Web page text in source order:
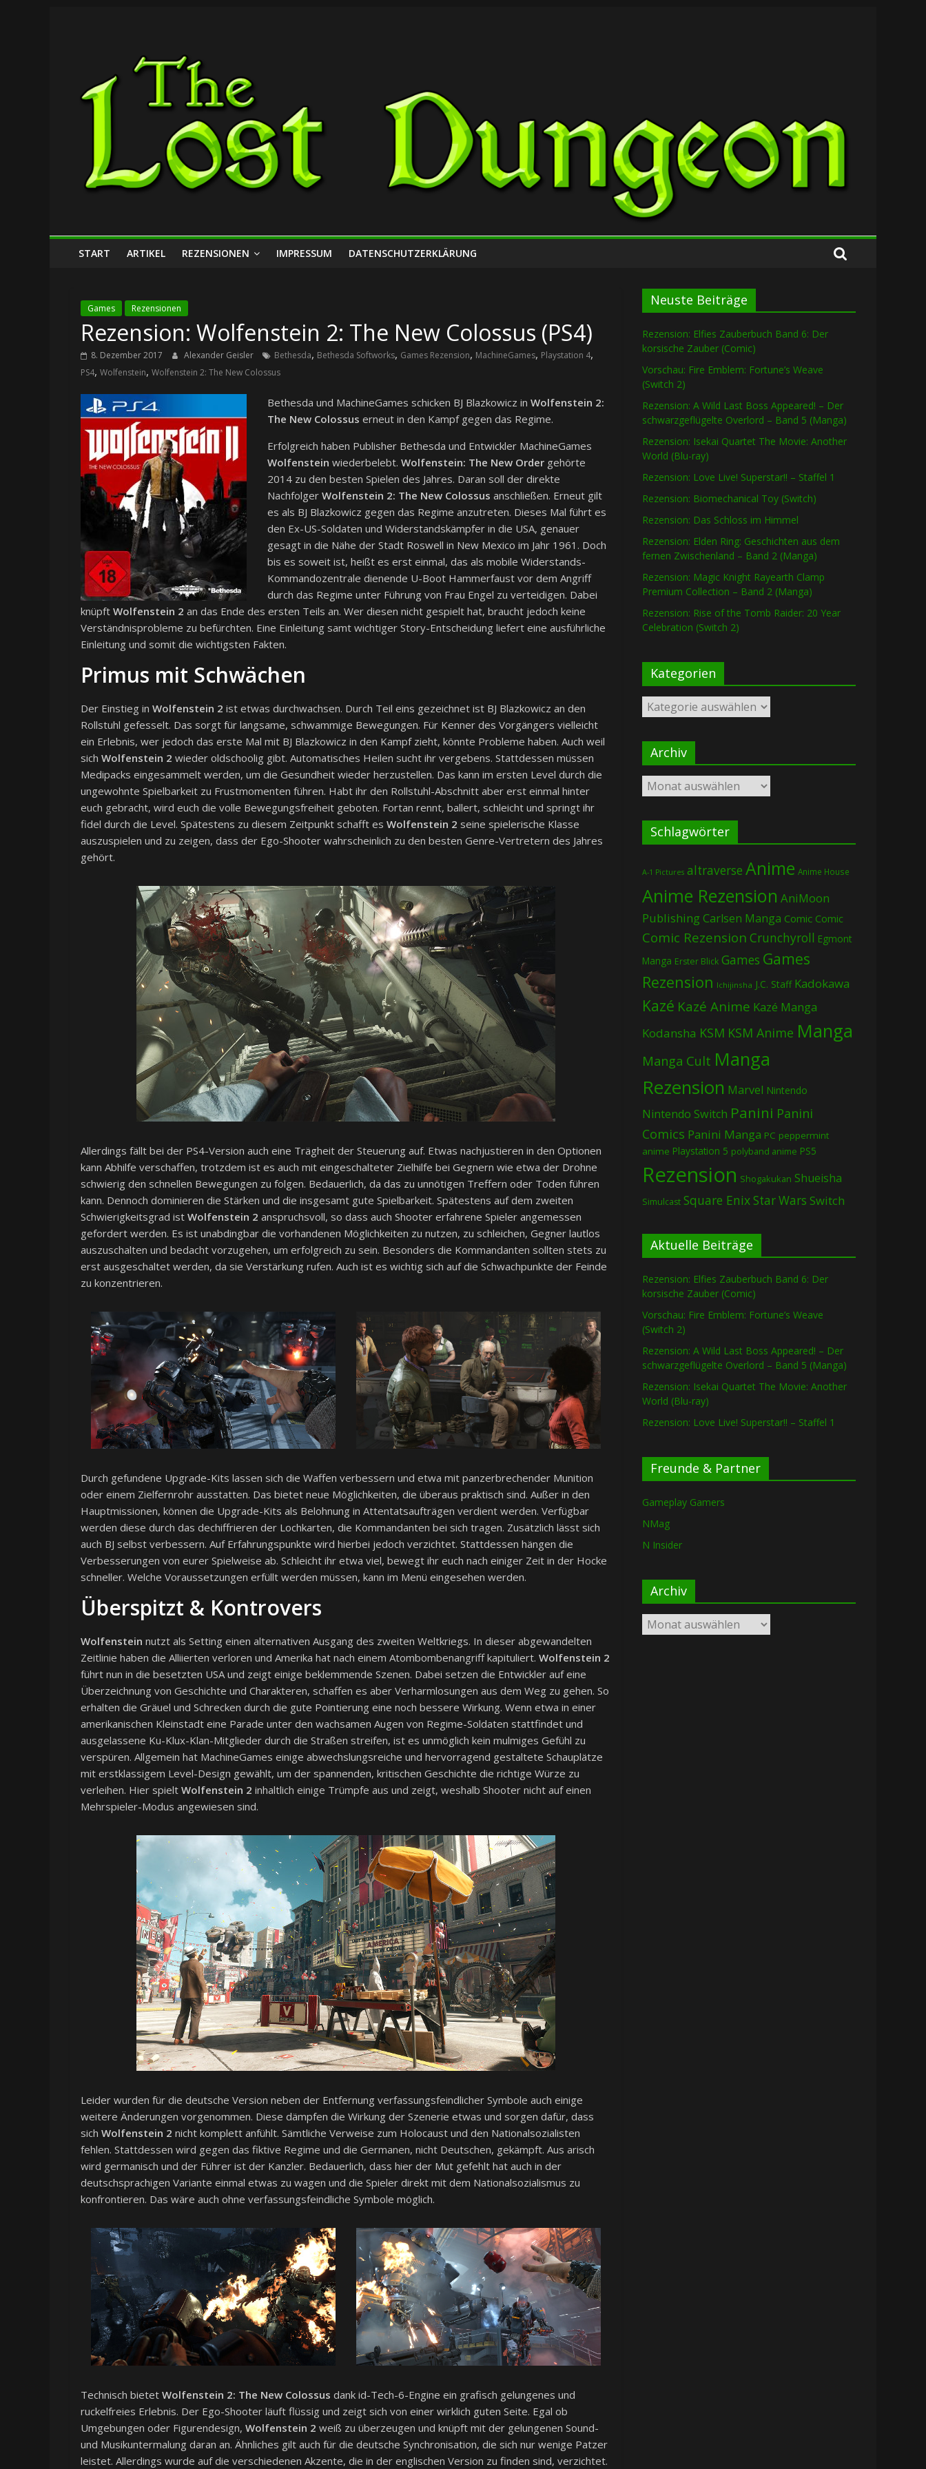
Lost
Dungeon
START ARTIKEL REZENSIONEN IMPRESSUM DATENSCHUTZERKLÄRUNG
Games Rezensionen
Rezension: Wolfenstein 2: The New Colossus (PS4)
8. Dezember 2017 Alexander Geisler Bethesda, Bethesda Softworks, Games Rezension, MachineGames, Playstation 4,
PS4, Wolfenstein, Wolfenstein 2: The New Colossus
Bethesda und MachineGames schicken BJ Blazkowicz in Wolfenstein 2:
The New Colossus erneut in den Kampf gegen das Regime.
Erfolgreich haben Publisher Bethesda und Entwickler MachineGames
Wolfenstein wiederbelebt. Wolfenstein: The New Order gehörte
2014 zu den besten Spielen des Jahres. Daran soll der direkte
Nachfolger Wolfenstein 2: The New Colossus anschließen. Erneut gilt
es als BJ Blazkowicz gegen das Regime anzutreten. Dieses Mal führt es
den Ex-US-Soldaten und Widerstandskämpfer in die USA, genauer
gesagt in die Nähe der Stadt Roswell in New Mexico im Jahr 1961. Doch
bis es soweit ist, heißt es erst einmal, das als mobile Widerstands-
Kommandozentrale dienende U-Boot Hammerfaust vor dem Angriff
durch das Regime unter Führung von Frau Engel zu verteidigen. Dabei
knüpft Wolfenstein 2 an das Ende des ersten Teils an. Wer diesen nicht gespielt hat, braucht jedoch keine
Verständnisprobleme zu befürchten. Eine Einleitung samt wichtiger Story-Entscheidung liefert eine ausführliche
Einleitung und somit die wichtigsten Fakten.
Primus mit Schwächen
Der Einstieg in Wolfenstein 2 ist etwas durchwachsen. Durch Teil eins gezeichnet ist BJ Blazkowicz an den
Rollstuhl gefesselt. Das sorgt für langsame, schwammige Bewegungen. Für Kenner des Vorgängers vielleicht
ein Erlebnis, wer jedoch das erste Mal mit BJ Blazkowicz in den Kampf zieht, könnte Probleme haben. Auch weil
sich Wolfenstein 2 wieder oldschoolig gibt. Automatisches Heilen sucht ihr vergebens. Stattdessen müssen
Medipacks eingesammelt werden, um die Gesundheit wieder herzustellen. Das kann im ersten Level durch die
ungewohnte Spielbarkeit zu Frustmomenten führen. Habt ihr den Rollstuhl-Abschnitt aber erst einmal hinter
euch gebracht, wird euch die volle Bewegungsfreiheit geboten. Fortan rennt, ballert, schleicht und springt ihr
fidel durch die Level. Spätestens zu diesem Zeitpunkt schafft es Wolfenstein 2 seine spielerische Klasse
auszuspielen und zu zeigen, dass der Ego-Shooter wahrscheinlich zu den besten Genre-Vertretern des Jahres
gehört.
Allerdings fällt bei der PS4-Version auch eine Trägheit der Steuerung auf. Etwas nachjustieren in den Optionen
kann Abhilfe verschaffen, trotzdem ist es auch mit eingeschalteter Zielhilfe bei Gegnern wie etwa der Drohne
schwierig den schnellen Bewegungen zu folgen. Bedauerlich, da das zu unnötigen Treffern oder Toden führen
kann. Dennoch dominieren die Stärken und die insgesamt gute Spielbarkeit. Spätestens auf dem zweiten
Schwierigkeitsgrad ist Wolfenstein 2 anspruchsvoll, so dass auch Shooter erfahrene Spieler angemessen
gefordert werden. Es ist unabdingbar die vorhandenen Möglichkeiten zu nutzen, zu schleichen, Gegner lautlos
auszuschalten und bedacht vorzugehen, um erfolgreich zu sein. Besonders die Kommandanten sollten stets zu
erst ausgeschaltet werden, da sie Verstärkung rufen. Auch ist es wichtig sich auf die Schwachpunkte der Feinde
zu konzentrieren.
Durch gefundene Upgrade-Kits lassen sich die Waffen verbessern und etwa mit panzerbrechender Munition
oder einem Zielfernrohr ausstatten. Das bietet neue Möglichkeiten, die überaus praktisch sind. Außer in den
Hauptmissionen, können die Upgrade-Kits als Belohnung in Attentatsaufträgen verdient werden. Verfügbar
werden diese durch das dechiffrieren der Lochkarten, die Kommandanten bei sich tragen. Zusätzlich lässt sich
auch BJ selbst verbessern. Auf Erfahrungspunkte wird hierbei jedoch verzichtet. Stattdessen hängen die
Verbesserungen von eurer Spielweise ab. Schleicht ihr etwa viel, bewegt ihr euch nach einiger Zeit in der Hocke
schneller. Welche Voraussetzungen erfüllt werden müssen, kann im Menü eingesehen werden.
Überspitzt & Kontrovers
Wolfenstein nutzt als Setting einen alternativen Ausgang des zweiten Weltkriegs. In dieser abgewandelten
Zeitlinie haben die Alliierten verloren und Amerika hat nach einem Atombombenangriff kapituliert. Wolfenstein 2
führt nun in die besetzten USA und zeigt einige beklemmende Szenen. Dabei setzen die Entwickler auf eine
Überzeichnung von Geschichte und Charakteren, schaffen es aber Verharmlosungen aus dem Weg zu gehen. So
erhalten die Gräuel und Schrecken durch die gute Pointierung eine noch bessere Wirkung. Wenn etwa in einer
amerikanischen Kleinstadt eine Parade unter den wachsamen Augen von Regime-Soldaten stattfindet und
ausgelassene Ku-Klux-Klan-Mitglieder durch die Straßen streifen, ist es unmöglich kein mulmiges Gefühl zu
verspüren. Allgemein hat MachineGames einige abwechslungsreiche und hervorragend gestaltete Schauplätze
mit erstklassigem Level-Design gewählt, um der spannenden, kritischen Geschichte die richtige Würze zu
verleihen. Hier spielt Wolfenstein 2 inhaltlich einige Trümpfe aus und zeigt, weshalb Shooter nicht auf einen
Mehrspieler-Modus angewiesen sind.
Leider wurden für die deutsche Version neben der Entfernung verfassungsfeindlicher Symbole auch einige
weitere Änderungen vorgenommen. Diese dämpfen die Wirkung der Szenerie etwas und sorgen dafür, dass
sich Wolfenstein 2 nicht komplett anfühlt. Sämtliche Verweise zum Holocaust und den Nationalsozialisten
fehlen. Stattdessen wird gegen das fiktive Regime und die Germanen, nicht Deutschen, gekämpft. Aus arisch
wird germanisch und der Führer ist der Kanzler. Bedauerlich, dass hier der Mut gefehlt hat auch in der
deutschsprachigen Variante einmal etwas zu wagen und die Spieler direkt mit dem Nationalsozialismus zu
konfrontieren. Das wäre auch ohne verfassungsfeindliche Symbole möglich.
Technisch bietet Wolfenstein 2: The New Colossus dank id-Tech-6-Engine ein grafisch gelungenes und
ruckelfreies Erlebnis. Der Ego-Shooter läuft flüssig und zeigt sich von einer wirklich guten Seite. Egal ob
Umgebungen oder Figurendesign, Wolfenstein 2 weiß zu überzeugen und knüpft mit der gelungenen Sound-
und Musikuntermalung daran an. Ähnliches gilt auch für die deutsche Synchronisation, die sich nur wenige Patzer
leistet. Allerdings wurde auf die verschiedenen Akzente, die in der englischen Version zu finden sind, verzichtet.
Neuste Beiträge
Rezension: Elfies Zauberbuch Band 6: Der
korsische Zauber (Comic)
Vorschau: Fire Emblem: Fortune’s Weave
(Switch 2)
Rezension: A Wild Last Boss Appeared! – Der
schwarzgeflügelte Overlord – Band 5 (Manga)
Rezension: Isekai Quartet The Movie: Another
World (Blu-ray)
Rezension: Love Live! Superstar!! – Staffel 1
Rezension: Biomechanical Toy (Switch)
Rezension: Das Schloss im Himmel
Rezension: Elden Ring: Geschichten aus dem
fernen Zwischenland – Band 2 (Manga)
Rezension: Magic Knight Rayearth Clamp
Premium Collection – Band 2 (Manga)
Rezension: Rise of the Tomb Raider: 20 Year
Celebration (Switch 2)
Kategorien
Kategorien
Archiv
Archiv
Schlagwörter
A-1 Pictures altraverse Anime Anime House
Anime Rezension AniMoon
PublishingCarlsen Manga Comic Comic
Comic Rezension Crunchyroll Egmont
Manga Erster Blick Games Games
Rezension Ichijinsha J.C. Staff Kadokawa
Kazé Kazé Anime Kazé Manga
Kodansha KSM KSM Anime Manga
Manga Cult Manga
Rezension Marvel Nintendo
Nintendo Switch Panini Panini
Comics Panini Manga PC peppermint
anime Playstation 5 polyband anime PS5
Rezension Shogakukan Shueisha
Simulcast Square EnixStar Wars Switch
Aktuelle Beiträge
Rezension: Elfies Zauberbuch Band 6: Der
korsische Zauber (Comic)
Vorschau: Fire Emblem: Fortune’s Weave
(Switch 2)
Rezension: A Wild Last Boss Appeared! – Der
schwarzgeflügelte Overlord – Band 5 (Manga)
Rezension: Isekai Quartet The Movie: Another
World (Blu-ray)
Rezension: Love Live! Superstar!! – Staffel 1
Freunde & Partner
Gameplay Gamers
NMag
N Insider
Archiv
Archiv